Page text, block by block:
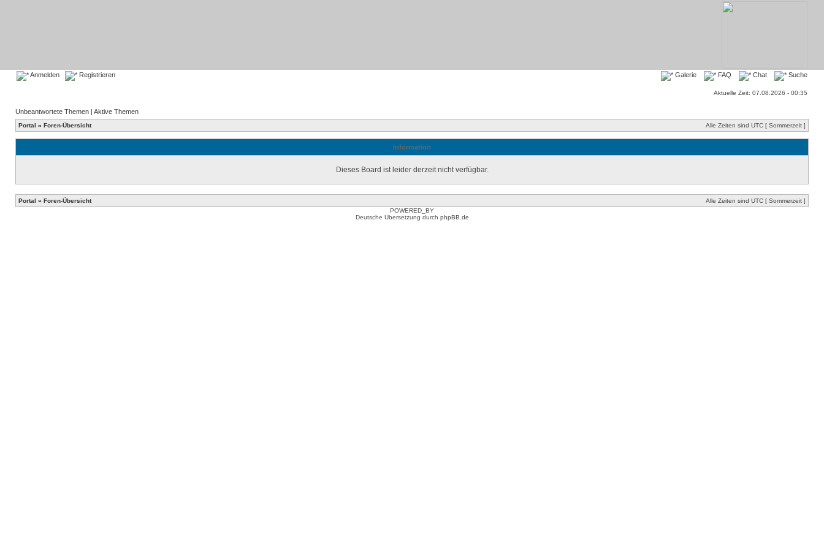
Anmelden Registrieren Galerie FAQ Chat Suche
Aktuelle Zeit: 07.08.2026 - 00:35
Unbeantwortete Themen | Aktive Themen
Portal » Foren-Übersicht Alle Zeiten sind UTC [ Sommerzeit ]
Information
Dieses Board ist leider derzeit nicht verfügbar.
Portal » Foren-Übersicht
Alle Zeiten sind UTC [ Sommerzeit ]
POWERED_BY
Deutsche Übersetzung durch phpBB.de